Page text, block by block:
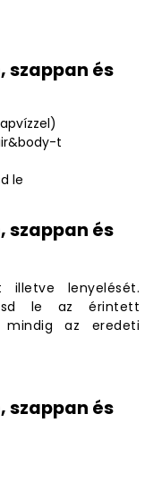
szappan és
t
le
szappan és
illetve lenyelését.
le az érintett
az eredeti
szappan és